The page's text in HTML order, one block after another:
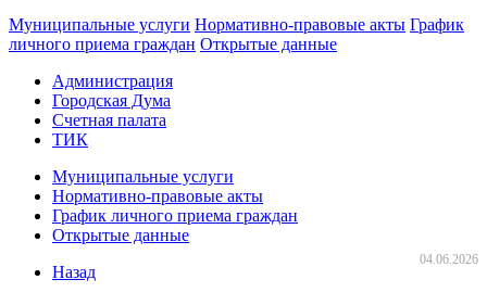
Муниципальные услуги Нормативно-правовые акты График
личного приема граждан Открытые данные
Администрация
Городская Дума
Счетная палата
ТИК
Муниципальные услуги
Нормативно-правовые акты
График личного приема граждан
Открытые данные
Назад
04.06.2026